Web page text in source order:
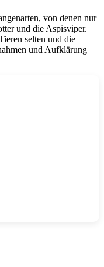
von denen nur
und die Aspisviper.
selten und die
und Aufklärung